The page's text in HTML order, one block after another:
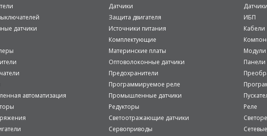
Датчики
Защита двигателя
ИБП
датчики Источники питания
Кабели
Комплектующие
Материнские платы
Модули
Оптоволоконные датчики
Панели
Предохранители
Программируемое реле
автоматизация Промышленные датчики
Редукторы
Реле
Светоотражающие датчики
Сервоприводы